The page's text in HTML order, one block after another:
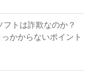
トは詐欺なのか？
かからないポイント